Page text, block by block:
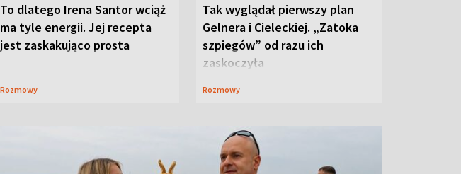
To dlatego Irena Santor wciąż
ma tyle energii. Jej recepta
jest zaskakująco prosta
Rozmowy
Tak wyglądał pierwszy plan
Gelnera i Cieleckiej. „Zatoka
szpiegów” od razu ich
zaskoczyła
Rozmowy